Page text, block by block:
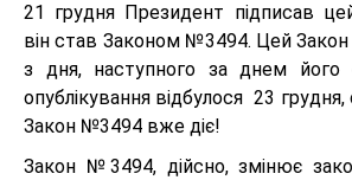
21 грудня Президент підписав
він став Законом №3494. Цей Закон
з дня, наступного за днем його
опублікування відбулося 23
Закон №3494 вже діє!
Закон №3494, дійсно, змінює